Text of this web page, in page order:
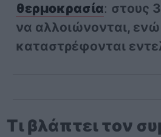
θερμοκρασία: στους
να αλλοιώνονται,
καταστρέφονται
Τι βλάπτει τον